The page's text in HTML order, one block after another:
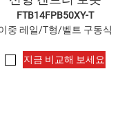
FTB14FPB50XY-T
중 레일/T형/벨트 구동식
지금 비교해 보세요